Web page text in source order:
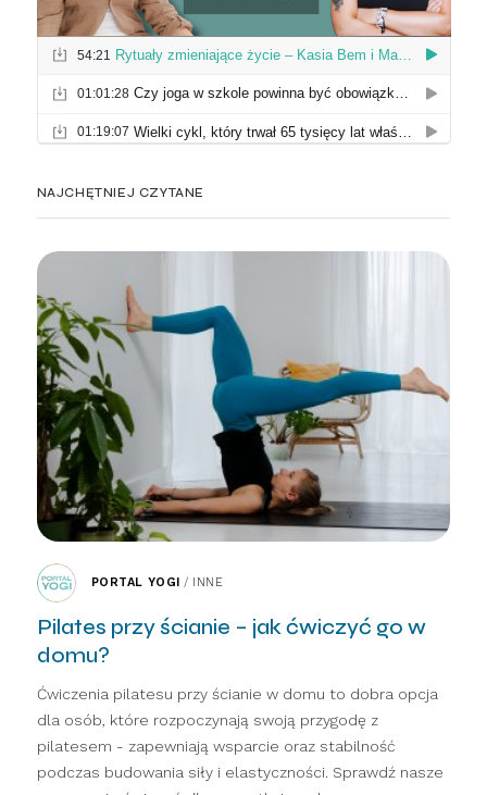
NAJCHĘTNIEJ CZYTANE
PORTAL YOGI / INNE
Pilates przy ścianie – jak ćwiczyć go w
domu?
Ćwiczenia pilatesu przy ścianie w domu to dobra opcja
dla osób, które rozpoczynają swoją przygodę z
pilatesem - zapewniają wsparcie oraz stabilność
podczas budowania siły i elastyczności. Sprawdź nasze